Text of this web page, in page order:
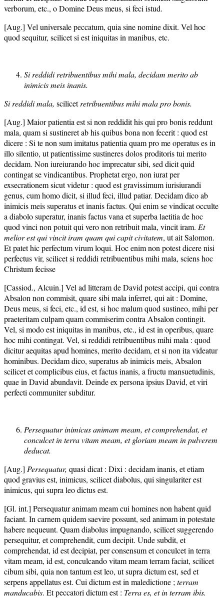
verborum, etc., o Domine Deus meus, si feci istud.
[Aug.] Vel universale peccatum, quia sine nomine dixit. Vel hoc
quod sequitur, scilicet si est iniquitas in manibus, etc.
Si reddidi retribuentibus mihi mala, decidam merito ab
inimicis meis inanis.
Si reddidi mala, scilicetretribuentibus mihi mala pro bonis.
[Aug.] Maior patientia est si non reddidit his qui pro bonis reddunt
mala, quam si sustineret ab his quibus bona non fecerit : quod est
dicere : Si te non sum imitatus patientia quam pro me operatus es in
illo silentio, ut patientissime sustineres dolos proditoris tui merito
decidam. Non iureiurando hoc imprecatur sibi, sed dicit quid
contingat se vindicantibus. Prophetat ergo, non iurat per
exsecrationem sicut videtur : quod est gravissimum iurisiurandi
genus, cum homo dicit, si illud feci, illud patiar. Decidam dico ab
inimicis meis superatus et inanis factus. Qui enim se vindicat occulte
a diabolo superatur, inanis factus vana et superba laetitia de hoc
quod vinci non potuit qui vero non retribuit mala, vincit iram. Et
melior est qui vincit iram quam qui capit civitatem, ut ait Salomon.
Et patet hic perfectum virum loqui. Hoc enim non potest dicere nisi
perfectus vir, scilicet si reddidi retribuentibus mihi mala, sciens hoc
Christum fecisse
[Cassiod., Alcuin.] Vel ad litteram de David potest accipi, qui contra
Absalon non commisit, quare sibi mala inferret, qui ait : Domine,
Deus meus, si feci, etc., id est, si hoc malum quod sustineo, mihi per
praeteritam culpam quam commiserim contra Absalon contingit.
Vel, si modo est iniquitas in manibus, etc., id est in operibus, quare
hoc mihi contingat. Vel, si reddidi retribuentibus mihi mala : quod
dicitur aequitas apud homines, merito decidam, et si non ita videatur
hominibus. Decidam dico, superatus ab inimicis meis, Absalon
scilicet et complicibus eius, et factus inanis, a fructu mansuetudinis,
quae in David abundavit. Deinde ex persona ipsius David, et viri
perfecti communiter subditur.
Persequatur inimicus animam meam, et comprehendat, et
conculcet in terra vitam meam, et gloriam meam in pulverem
deducat.
[Aug.] Persequatur, quasi dicat : Dixi : decidam inanis, et etiam
quod gravius est, inimicus, scilicet diabolus, qui singulariter est
inimicus, qui supra leo dictus est.
[Gl. int.] Persequatur animam meam cui homines non habent quid
faciant. In carnem quidem saevire possunt, sed animam in potestate
habere nequeunt. Quam diabolus impugnando, scilicet suggerendo
persequitur, et comprehendit, cum decipit. Unde subdit, et
comprehendat, id est decipiat, per consensum et conculcet in terra
vitam meam, id est, conculcando vitam meam terram faciat, scilicet
cibum sibi, quia non tantum est leo, ut supra dictum est, sed et
serpens appellatus est. Cui dictum est in maledictione ; terram
manducabis. Et peccatori dictum est : Terra es, et in terram ibis.